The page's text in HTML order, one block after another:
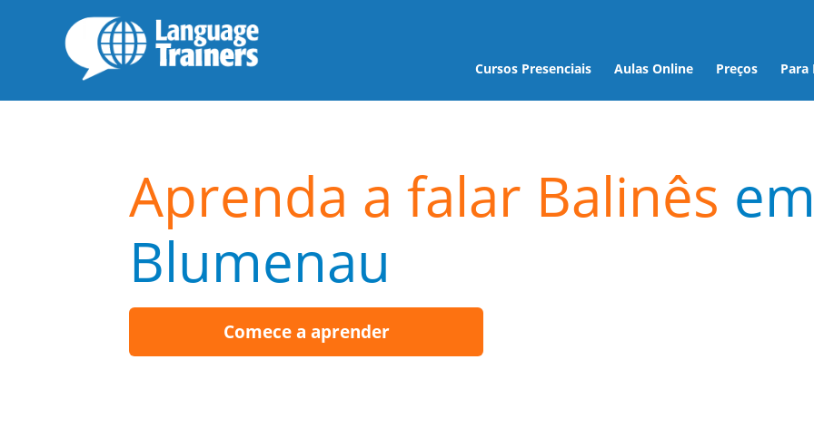
Cursos Presenciais Aulas Online Preços Para
Aprenda a falar Balinês em
Blumenau
Comece a aprender